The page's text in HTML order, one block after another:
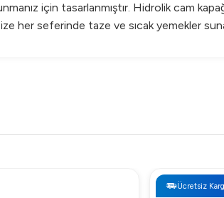
için tasarlanmıştır. Hidrolik cam
her seferinde taze ve sıcak yemekler
Ücretsiz